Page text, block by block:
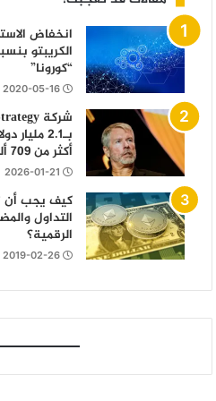
انخفاض
“كورونا”
2020-05-16
بـ2.1
أكثر من 709 ألف بيتكوين
2026-01-21
كيف يجب أن
التداول
الرقمية؟
2019-02-26